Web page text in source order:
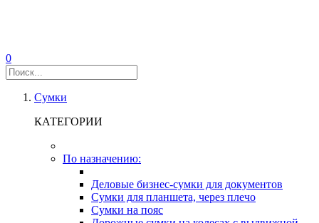
0
Сумки
КАТЕГОРИИ
По назначению:
Деловые бизнес-сумки для документов
Сумки для планшета, через плечо
Сумки на пояс